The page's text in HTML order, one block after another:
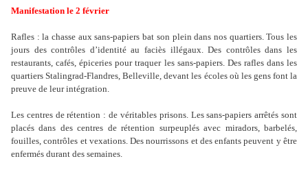
Manifestation le 2 février
Rafles : la chasse aux sans-papiers bat son plein dans nos quartiers. Tous les
jours des contrôles d’identité au faciès illégaux. Des contrôles dans les
restaurants, cafés, épiceries pour traquer les sans-papiers. Des rafles dans les
quartiers Stalingrad-Flandres, Belleville, devant les écoles où les gens font la
preuve de leur intégration.
Les centres de rétention : de véritables prisons. Les sans-papiers arrêtés sont
placés dans des centres de rétention surpeuplés avec miradors, barbelés,
fouilles, contrôles et vexations. Des nourrissons et des enfants peuvent y être
enfermés durant des semaines.